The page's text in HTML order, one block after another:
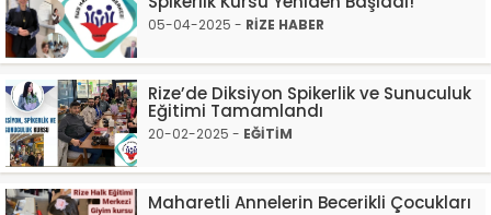
05-04-2025 - RİZE HABER
Rize’de Diksiyon Spikerlik ve Sunuculuk
Eğitimi Tamamlandı
20-02-2025 - EĞİTİM
Maharetli Annelerin Becerikli Çocukları